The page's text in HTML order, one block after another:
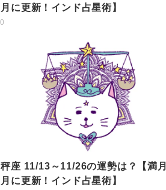
に更新！インド占星術】
0
座 11/13～11/26の運勢は？【満
に更新！インド占星術】